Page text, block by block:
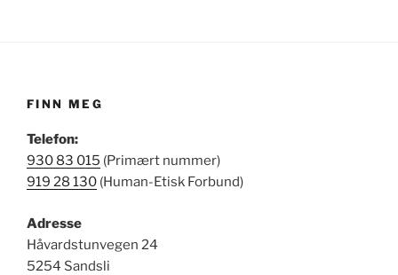
FINN MEG
Telefon:
930 83 015 (Primært nummer)
919 28 130 (Human-Etisk Forbund)
Adresse
Håvardstunvegen 24
5254 Sandsli